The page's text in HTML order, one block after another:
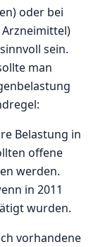
oder bei
sein.
man
Belastung in
offene
werden.
in 2011
wurden.
vorhandene